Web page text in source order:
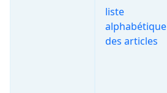
liste
alphabétique
des articles